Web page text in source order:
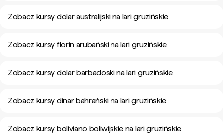
Zobacz kursy dolar australijski na lari gruzińskie
Zobacz kursy florin arubański na lari gruzińskie
Zobacz kursy dolar barbadoski na lari gruzińskie
Zobacz kursy dinar bahrański na lari gruzińskie
Zobacz kursy boliviano boliwijskie na lari gruzińskie